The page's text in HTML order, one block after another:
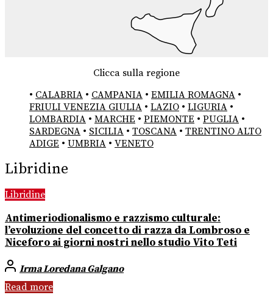
Clicca sulla regione
• CALABRIA • CAMPANIA • EMILIA ROMAGNA •
FRIULI VENEZIA GIULIA • LAZIO • LIGURIA •
LOMBARDIA • MARCHE • PIEMONTE • PUGLIA •
SARDEGNA • SICILIA • TOSCANA • TRENTINO ALTO
ADIGE • UMBRIA • VENETO
Libridine
Libridine
Antimeriodionalismo e razzismo culturale:
l’evoluzione del concetto di razza da Lombroso e
Niceforo ai giorni nostri nello studio Vito Teti
Irma Loredana Galgano
Read more